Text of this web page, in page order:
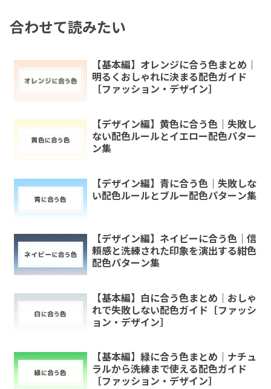
合わせて読みたい
【基本編】オレンジに合う色まとめ｜
明るくおしゃれに決まる配色ガイド
［ファッション・デザイン］
【デザイン編】黄色に合う色｜失敗し
ない配色ルールとイエロー配色パター
ン集
【デザイン編】青に合う色｜失敗しな
い配色ルールとブルー配色パターン集
【デザイン編】ネイビーに合う色｜信
頼感と洗練された印象を演出する紺色
配色パターン集
【基本編】白に合う色まとめ｜おしゃ
れで失敗しない配色ガイド［ファッシ
ョン・デザイン］
【基本編】緑に合う色まとめ｜ナチュ
ラルから洗練まで使える配色ガイド
［ファッション・デザイン］